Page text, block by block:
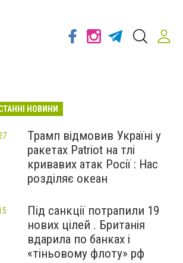
НОВИНИ
Трамп відмовив Україні у
ракетах Patriot на тлі
кривавих атак Росії : Нас
розділяє океан
Під санкції потрапили 19
нових цілей . Британія
вдарила по банках і
«тіньовому флоту» рф